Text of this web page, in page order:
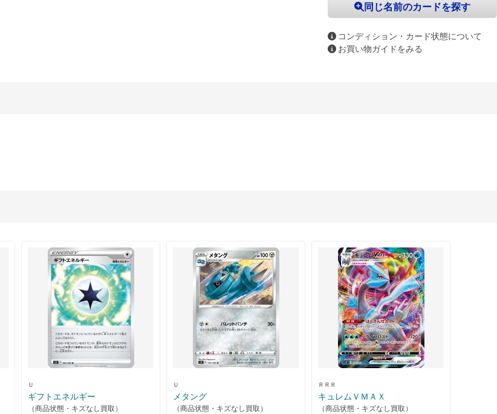
同じ名前のカードを探す
コンディション・カード状態について
お買い物ガイドをみる
Ｕ
ギフトエネルギー
（商品状態・キズなし買取）
Ｕ
メタング
（商品状態・キズなし買取）
ＲＲＲ
キュレムＶＭＡＸ
（商品状態・キズなし買取）